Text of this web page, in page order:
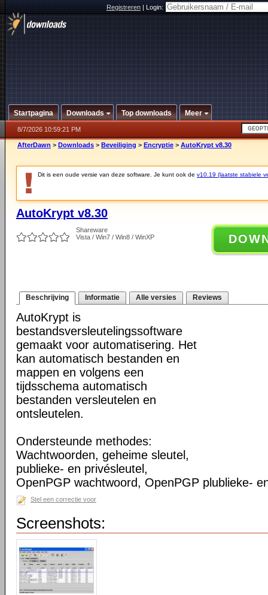
Registreren|Login:
Startpagina Downloads Top downloads Meer
8/7/2026 10:59:21 PM
AfterDawn > Downloads > Beveiliging > Encryptie > AutoKrypt v8.30
Dit is een oude versie van deze software. Je kunt ook de v10.19 (laatste stabiele
AutoKrypt v8.30
Shareware
Vista / Win7 / Win8 / WinXP
Beschrijving Informatie Alle versies Reviews
AutoKrypt is
bestandsversleutelingssoftware
gemaakt voor automatisering. Het
kan automatisch bestanden en
mappen en volgens een
tijdsschema automatisch
bestanden versleutelen en
ontsleutelen.
Ondersteunde methodes:
Wachtwoorden, geheime sleutel,
publieke- en privésleutel,
OpenPGP wachtwoord, OpenPGP plublieke-
Stel een correctie voor
Screenshots: